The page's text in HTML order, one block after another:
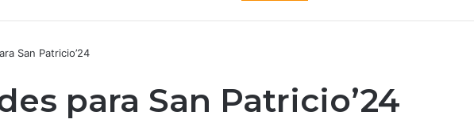
San Patricio’24
para San Patricio’24